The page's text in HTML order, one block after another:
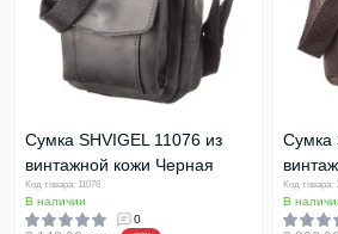
Сумка SHVIGEL 11076 из
винтажной кожи Черная
Код товара: 11076
В наличии
0
Сумка
Код товара:
В